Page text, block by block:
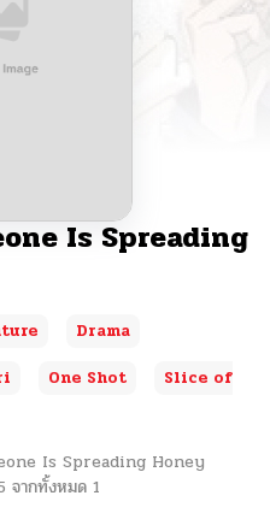
Is Spreading
Drama
One Shot
Slice of
Is Spreading Honey
จากทั้งหมด 1